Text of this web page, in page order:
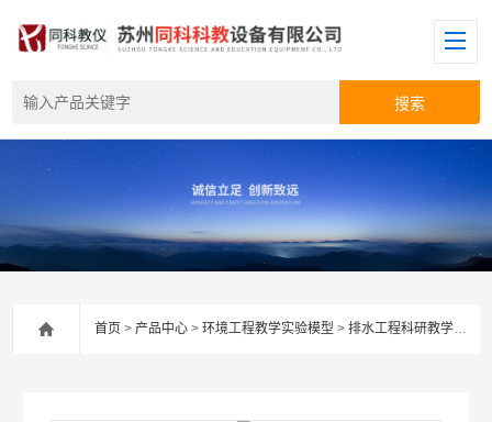
首页 >产品中心 >环境工程教学实验模型 >排水工程科研教学实验装置